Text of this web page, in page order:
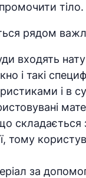
тіло.
рядом
входять
і такі
і в
складається
тому
за